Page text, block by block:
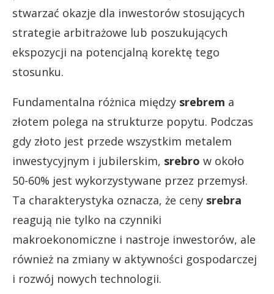
stwarzać okazje dla inwestorów stosujących
strategie arbitrażowe lub poszukujących
ekspozycji na potencjalną korektę tego
stosunku.
Fundamentalna różnica między srebrem a
złotem polega na strukturze popytu. Podczas
gdy złoto jest przede wszystkim metalem
inwestycyjnym i jubilerskim, srebro w około
50-60% jest wykorzystywane przez przemysł.
Ta charakterystyka oznacza, że ceny srebra
reagują nie tylko na czynniki
makroekonomiczne i nastroje inwestorów, ale
również na zmiany w aktywności gospodarczej
i rozwój nowych technologii.